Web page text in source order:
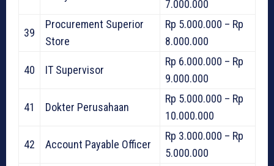
7.000.000
39
Procurement Superior
Store
Rp 5.000.000 – Rp
8.000.000
40 IT Supervisor
Rp 6.000.000 – Rp
9.000.000
41 Dokter Perusahaan
Rp 5.000.000 – Rp
10.000.000
42 Account Payable Officer
Rp 3.000.000 – Rp
5.000.000